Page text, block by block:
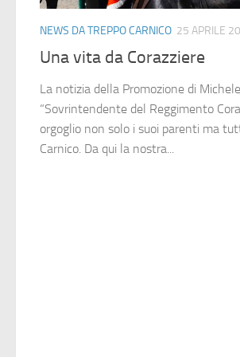
NEWS DA TREPPO CARNICO 25 APRILE
Una vita da Corazziere
La notizia della Promozione di
“Sovrintendente del Reggimento
orgoglio non solo i suoi parenti ma
Carnico. Da qui la nostra...